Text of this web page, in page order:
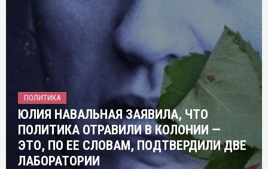
ПОЛИТИКА
ЮЛИЯ НАВАЛЬНАЯ ЗАЯВИЛА, ЧТО
ПОЛИТИКА ОТРАВИЛИ В КОЛОНИИ —
ЭТО, ПО ЕЕ СЛОВАМ, ПОДТВЕРДИЛИ ДВЕ
ЛАБОРАТОРИИ